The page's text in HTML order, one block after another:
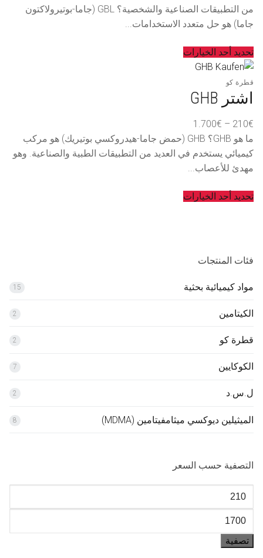
من
من التطبيقات الصناعية والشخصية؟ GBL (جاما-بوتيرولاكتون
جاما) هو حل متعدد الاستخدامات...
تحديد أحد الخيارات
قطرة كو
اشتر GHB
210€
–
1.700€
السعر:
من
ما هو GHB؟ GHB (حمض جاما-هيدروكسي بوتيريك) هو مركب
كيميائي يستخدم في العديد من التطبيقات الطبية والصناعية. وهو
مهدئ للأعصاب...
تحديد أحد الخيارات
فئات المنتجات
مواد كيميائية بحثية 15
الكيتامين 2
قطرة كو 2
الكوكايين 7
ل.س.د 2
الميثيلين ديوكسي ميثامفيتامين (MDMA) 8
التصفية حسب السعر
أدنى
سعر
أعلى
سعر
تصفية